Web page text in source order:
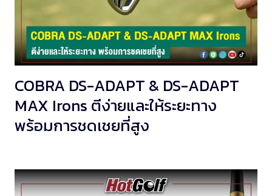
COBRA DS-ADAPT & DS-ADAPT
MAX Irons ตีง่ายและให้ระยะทาง
พร้อมการชดเชยที่สูง